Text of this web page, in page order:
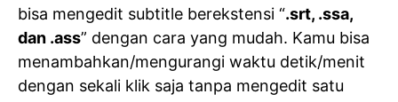
bisa mengedit subtitle berekstensi “.srt, .ssa,
dan .ass” dengan cara yang mudah. Kamu bisa
menambahkan/mengurangi waktu detik/menit
dengan sekali klik saja tanpa mengedit satu